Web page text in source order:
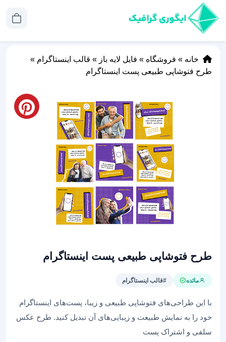
خانه » فروشگاه » فایل لایه باز » قالب اینستاگرام »
طرح فتوشاپی طبیعی پست اینستاگرام
طرح فتوشاپی طبیعی پست اینستاگرام
مائده #قالب اینستاگرام
با این طراحی‌های فتوشاپی طبیعی و زیبا، پست‌های اینستاگرام
خود را به نمایش طبیعت و زیبایی‌های آن تبدیل کنید. طرح عکس
سلفی و اشتراک پست